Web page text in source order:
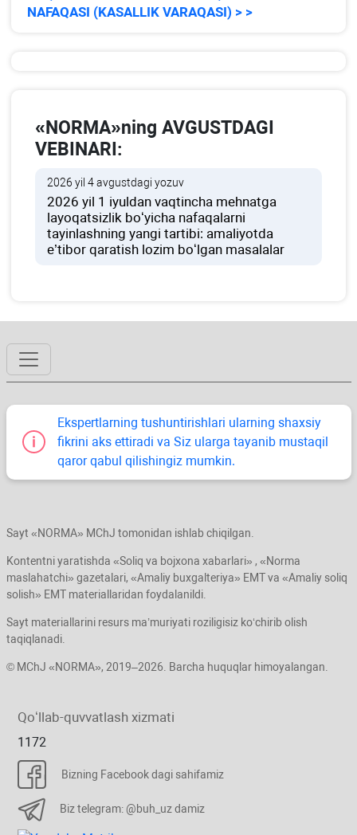
NAFAQASI (KASALLIK VARAQASI) > >
«NORMA»ning AVGUSTDAGI
VEBINARI:
2026 yil 4 avgustdagi yozuv
2026 yil 1 iyuldan vaqtincha mehnatga
layoqatsizlik boʻyicha nafaqalarni
tayinlashning yangi tartibi: amaliyotda
e’tibor qaratish lozim boʻlgan masalalar
Ekspertlarning tushuntirishlari ularning shaхsiy
fikrini aks ettiradi va Siz ularga tayanib mustaqil
qaror qabul qilishingiz mumkin.
Sayt «NORMA» MChJ tomonidan ishlab chiqilgan.
Kontentni yaratishda «Soliq va bojхona хabarlari» , «Norma
maslahatchi» gazetalari, «Amaliy buхgalteriya» EMT va «Amaliy soliq
solish» EMT materiallaridan foydalanildi.
Sayt materiallarini resurs ma’muriyati roziligisiz koʻchirib olish
taqiqlanadi.
© MChJ «NORMA», 2019–2026. Barcha huquqlar himoyalangan.
Qoʻllab-quvvatlash хizmati
1172
Bizning Facebook dagi sahifamiz
Biz telegram: @buh_uz damiz